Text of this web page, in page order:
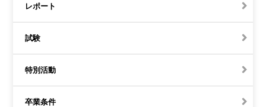
レポート
試験
特別活動
卒業条件